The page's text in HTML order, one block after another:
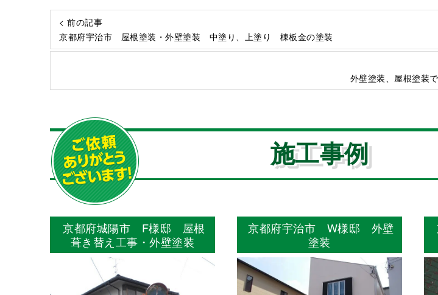
< 前の記事
京都府宇治市 屋根塗装・外壁塗装 中塗り、上塗り 棟板金の塗装
外壁塗装、屋根塗装
施工事例
京都府城陽市 F様邸 屋根
葺き替え工事・外壁塗装
京都府宇治市 W様邸 外壁
塗装